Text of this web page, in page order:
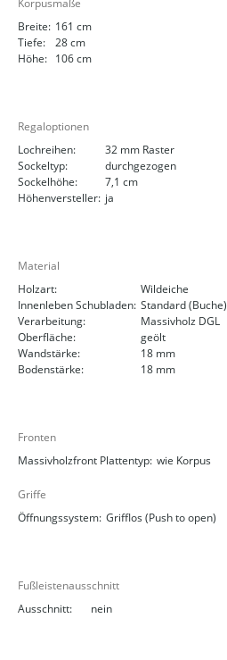
Korpusmaße
Breite: 161 cm
Tiefe:
28 cm
Höhe: 106 cm
Regaloptionen
Lochreihen:
32 mm Raster
Sockeltyp:
durchgezogen
Sockelhöhe:
7,1 cm
Höhenversteller: ja
Material
Holzart:
Wildeiche
Innenleben Schubladen: Standard (Buche)
Verarbeitung:
Massivholz DGL
Oberfläche:
geölt
Wandstärke:
18 mm
Bodenstärke:
18 mm
Fronten
Massivholzfront Plattentyp: wie Korpus
Griffe
Öffnungssystem: Grifflos (Push to open)
Fußleistenausschnitt
Ausschnitt:
nein